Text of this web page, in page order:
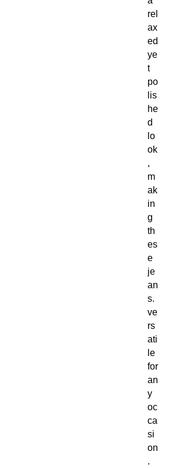
rel
ax
ed
ye
t
po
lis
he
d
lo
ok
,
m
ak
in
g
th
es
e
je
an
s.
ve
rs
ati
le
for
an
y
oc
ca
si
on
.